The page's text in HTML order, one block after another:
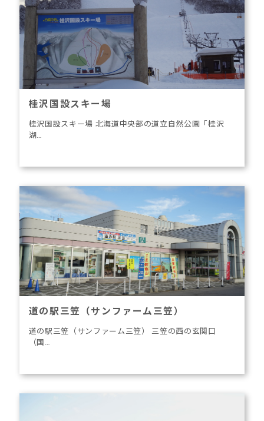
桂沢国設スキー場
桂沢国設スキー場 北海道中央部の道立自然公園「桂沢
湖…
道の駅三笠（サンファーム三笠）
道の駅三笠（サンファーム三笠） 三笠の西の玄関口
（国…